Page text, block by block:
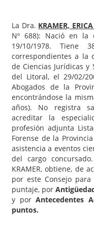
La Dra. KRAMER,
Nº 688): Nació en la
19/10/1978. Tiene
correspondientes a la
de Ciencias Jurídicas y
del Litoral, el 29/02/
Abogados de la
encontrándose la
años). No registra
acreditar la
profesión adjunta
Forense de la
asistencia a eventos
del cargo
KRAMER, obtiene, de
por este Consejo
puntaje, por
y porAntecedentes
puntos.